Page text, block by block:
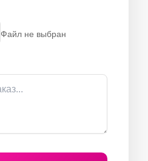
Файл не выбран